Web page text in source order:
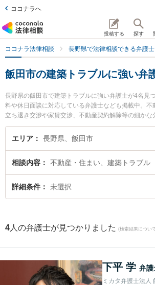
ココナラへ
投稿する 探す
ココナラ法律相談 長野県で法律相談できる弁護士
飯田市の建築トラブルに強い弁
長野県の飯田市で建築トラブルに強い弁護士が4名見
料や休日面談に対応している弁護士なども掲載中。不
立ち退き交渉や家賃交渉、不動産契約解除等の細かな
でき便利です。特にミカタ弁護士法人 飯田事務所の
士法人 飯田事務所の佐藤 遼平弁護士、ミカタ弁護士
相談したい』『建築トラブルのトラブル解決の実績豊
したい』『初回相談無料で建築トラブルを法律相談
相談予約したい』などでお困りの相談者さんにおすす
エリア 長野県、飯田市
相談内容 不動産・住まい、建築トラブル
詳細条件 未選択
4 人の弁護士が見つかりました (検索結果につい
下平 学 弁護
ミカタ弁護士法人